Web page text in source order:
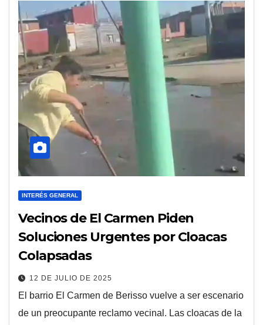
INTERÉS GENERAL
Vecinos de El Carmen Piden
Soluciones Urgentes por Cloacas
Colapsadas
12 DE JULIO DE 2025
El barrio El Carmen de Berisso vuelve a ser escenario
de un preocupante reclamo vecinal. Las cloacas de la